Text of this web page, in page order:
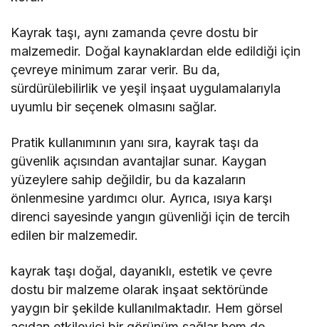
Kayrak taşı, aynı zamanda çevre dostu bir
malzemedir. Doğal kaynaklardan elde edildiği için
çevreye minimum zarar verir. Bu da,
sürdürülebilirlik ve yeşil inşaat uygulamalarıyla
uyumlu bir seçenek olmasını sağlar.
Pratik kullanımının yanı sıra, kayrak taşı da
güvenlik açısından avantajlar sunar. Kaygan
yüzeylere sahip değildir, bu da kazaların
önlenmesine yardımcı olur. Ayrıca, ısıya karşı
direnci sayesinde yangın güvenliği için de tercih
edilen bir malzemedir.
kayrak taşı doğal, dayanıklı, estetik ve çevre
dostu bir malzeme olarak inşaat sektöründe
yaygın bir şekilde kullanılmaktadır. Hem görsel